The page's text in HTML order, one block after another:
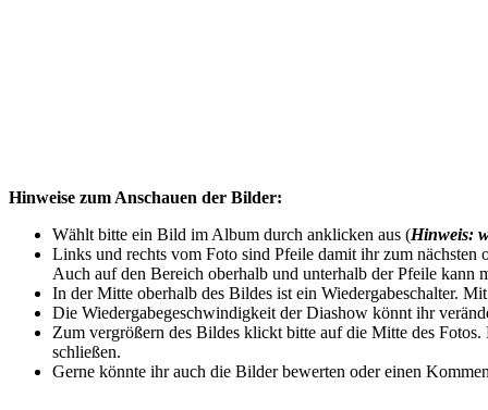
Hinweise zum Anschauen der Bilder:
Wählt bitte ein Bild im Album durch anklicken aus (Hinweis:
Links und rechts vom Foto sind Pfeile damit ihr zum
Auch auf den Bereich oberhalb und unterhalb der Pfeile kann
In der Mitte oberhalb des Bildes ist ein Wiedergabeschalter.
Die Wiedergabegeschwindigkeit der Diashow könnt ihr
Zum vergrößern des Bildes klickt bitte auf die Mitte des
schließen.
Gerne könnte ihr auch die Bilder bewerten oder einen